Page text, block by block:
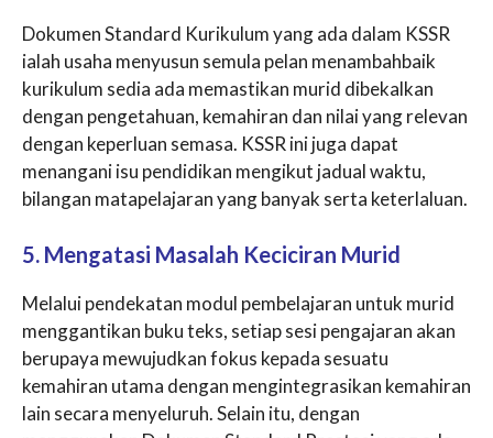
Dokumen Standard Kurikulum yang ada dalam KSSR
ialah usaha menyusun semula pelan menambahbaik
kurikulum sedia ada memastikan murid dibekalkan
dengan pengetahuan, kemahiran dan nilai yang relevan
dengan keperluan semasa. KSSR ini juga dapat
menangani isu pendidikan mengikut jadual waktu,
bilangan matapelajaran yang banyak serta keterlaluan.
5. Mengatasi Masalah Keciciran Murid
Melalui pendekatan modul pembelajaran untuk murid
menggantikan buku teks, setiap sesi pengajaran akan
berupaya mewujudkan fokus kepada sesuatu
kemahiran utama dengan mengintegrasikan kemahiran
lain secara menyeluruh. Selain itu, dengan